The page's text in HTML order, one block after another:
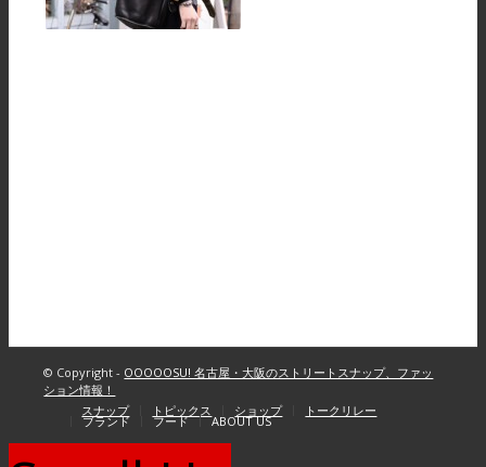
© Copyright - OOOOOSU! 名古屋・大阪のストリートスナップ、ファッ
ション情報！
スナップ
トピックス ショップ トークリレー
ブランド フード ABOUT US